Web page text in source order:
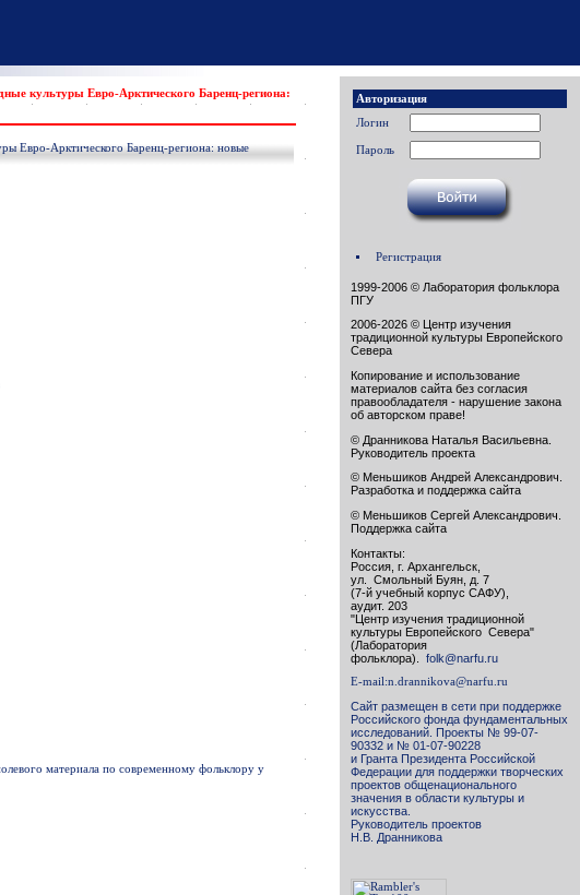
культуры Евро-Арктического Баренц-региона:
Евро-Арктического Баренц-региона: новые
материала по современному фольклору у
Авторизация
Логин
Пароль
Регистрация
1999-2006 © Лаборатория фольклора
ПГУ
2006-2026 © Центр изучения
традиционной культуры Европейского
Севера
Копирование и использование
материалов сайта без согласия
правообладателя - нарушение закона
об авторском праве!
© Дранникова Наталья Васильевна.
Руководитель проекта
© Меньшиков Андрей Александрович.
Разработка и поддержка сайта
© Меньшиков Сергей Александрович.
Поддержка сайта
Контакты:
Россия, г. Архангельск,
ул. Смольный Буян, д. 7
(7-й учебный корпус САФУ),
аудит. 203
"Центр изучения традиционной
культуры Европейского Севера"
(Лаборатория
фольклора).
folk@narfu.ru
E-mail:n.drannikova@narfu.ru
Сайт размещен в сети при поддержке
Российского фонда фундаментальных
исследований. Проекты № 99-07-
90332 и № 01-07-90228
и Гранта Президента Российской
Федерации для поддержки творческих
проектов общенационального
значения в области культуры и
искусства.
Руководитель проектов
Н.В. Дранникова